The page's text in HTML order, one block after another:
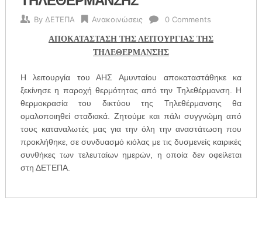
By ΔΕΤΕΠΑ Ανακοινώσεις 0 Comments
ΑΠΟΚΑΤΑΣΤΑΣΗ ΤΗΣ ΛΕΙΤΟΥΡΓΙΑΣ ΤΗΣ
ΤΗΛΕΘΕΡΜΑΝΣΗΣ
Η λειτουργία του ΑΗΣ Αμυνταίου αποκαταστάθηκε κα
ξεκίνησε η παροχή θερμότητας από την Τηλεθέρμανση. Η
θερμοκρασία του δικτύου της Τηλεθέρμανσης θα
ομαλοποιηθεί σταδιακά. Ζητούμε και πάλι συγγνώμη από
τους καταναλωτές μας για την όλη την αναστάτωση που
προκλήθηκε, σε συνδυασμό κιόλας με τις δυσμενείς καιρικές
συνθήκες των τελευταίων ημερών, η οποία δεν οφείλεται
στη ΔΕΤΕΠΑ.